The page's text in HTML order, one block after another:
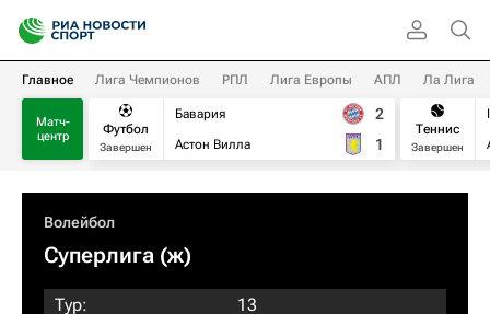
Главное Лига Чемпионов РПЛ Лига Европы АПЛ Ла Лига
Матч-
центр
Футбол
Завершен
Бавария
Астон Вилла
2
1
Теннис
Завершен
Волейбол
Суперлига (ж)
Тур:
13